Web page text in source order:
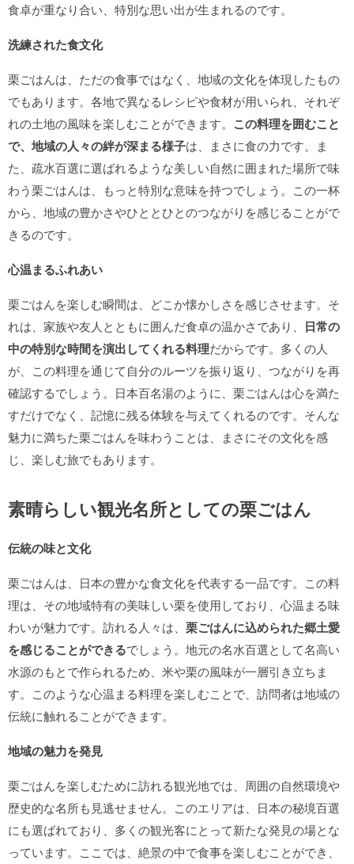
食卓が重なり合い、特別な思い出が生まれるのです。
洗練された食文化
栗ごはんは、ただの食事ではなく、地域の文化を体現したもの
でもあります。各地で異なるレシピや食材が用いられ、それぞ
れの土地の風味を楽しむことができます。 この料理を囲むこと
で、地域の人々の絆が深まる様子は、まさに食の力です。ま
た、疏水百選に選ばれるような美しい自然に囲まれた場所で味
わう栗ごはんは、もっと特別な意味を持つでしょう。この一杯
から、地域の豊かさやひととひとのつながりを感じることがで
きるのです。
心温まるふれあい
栗ごはんを楽しむ瞬間は、どこか懐かしさを感じさせます。そ
れは、家族や友人とともに囲んだ食卓の温かさであり、 日常の
中の特別な時間を演出してくれる料理だからです。多くの人
が、この料理を通じて自分のルーツを振り返り、つながりを再
確認するでしょう。日本百名湯のように、栗ごはんは心を満た
すだけでなく、記憶に残る体験を与えてくれるのです。そんな
魅力に満ちた栗ごはんを味わうことは、まさにその文化を感
じ、楽しむ旅でもあります。
素晴らしい観光名所としての栗ごはん
伝統の味と文化
栗ごはんは、日本の豊かな食文化を代表する一品です。この料
理は、その地域特有の美味しい栗を使用しており、心温まる味
わいが魅力です。訪れる人々は、 栗ごはんに込められた郷土愛
を感じることができるでしょう。地元の名水百選として名高い
水源のもとで作られるため、米や栗の風味が一層引き立ちま
す。このような心温まる料理を楽しむことで、訪問者は地域の
伝統に触れることができます。
地域の魅力を発見
栗ごはんを楽しむために訪れる観光地では、周囲の自然環境や
歴史的な名所も見逃せません。このエリアは、日本の秘境百選
にも選ばれており、多くの観光客にとって新たな発見の場とな
っています。ここでは、絶景の中で食事を楽しむことができ、